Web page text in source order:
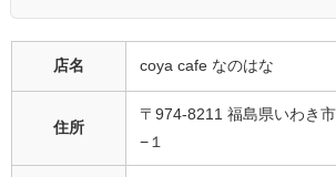
店名 coya cafe なのはな
住所
〒974-8211 福島県いわき
−１